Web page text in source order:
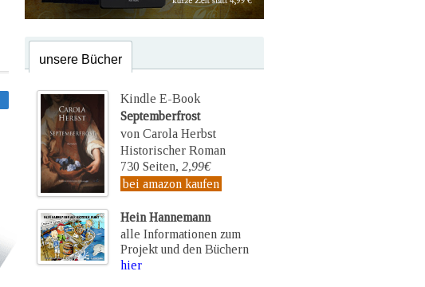
unsere Bücher
Kindle E-Book
Septemberfrost
von Carola Herbst
Historischer Roman
730 Seiten, 2,99€
bei amazon kaufen
Hein Hannemann
alle Informationen zum
Projekt und den Büchern
hier